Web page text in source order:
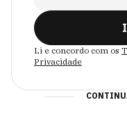
Li e concordo com os
Privacidade